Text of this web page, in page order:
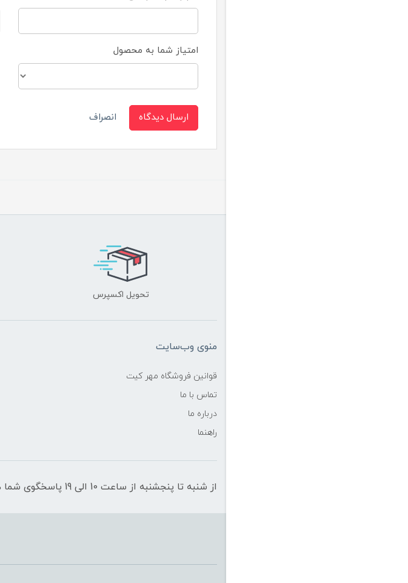
امتیاز شما به محصول
ارسال دیدگاه انصراف
تحویل اکسپرس
منوی وب‌سایت
قوانین فروشگاه مهر کیت
تماس با ما
درباره ما
راهنما
از شنبه تا پنجشنبه از ساعت 10 الی 19 پاسخگوی شما هستیم